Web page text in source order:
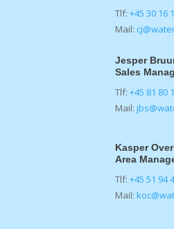
Tlf: +45 30 16
Mail:
Jesper
Sales
Tlf: +45 81 80
Mail:
Kasper
Area
Tlf: +45 51 94
Mail: